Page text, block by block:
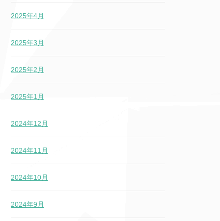
2025年4月
2025年3月
2025年2月
2025年1月
2024年12月
2024年11月
2024年10月
2024年9月